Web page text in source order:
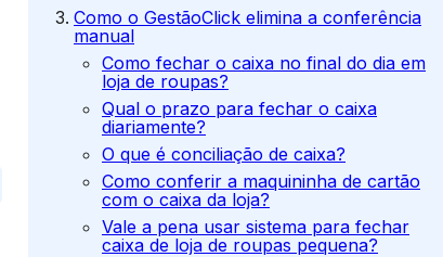
Como o GestãoClick elimina a conferência
manual
Como fechar o caixa no final do dia em
loja de roupas?
Qual o prazo para fechar o caixa
diariamente?
O que é conciliação de caixa?
Como conferir a maquininha de cartão
com o caixa da loja?
Vale a pena usar sistema para fechar
caixa de loja de roupas pequena?